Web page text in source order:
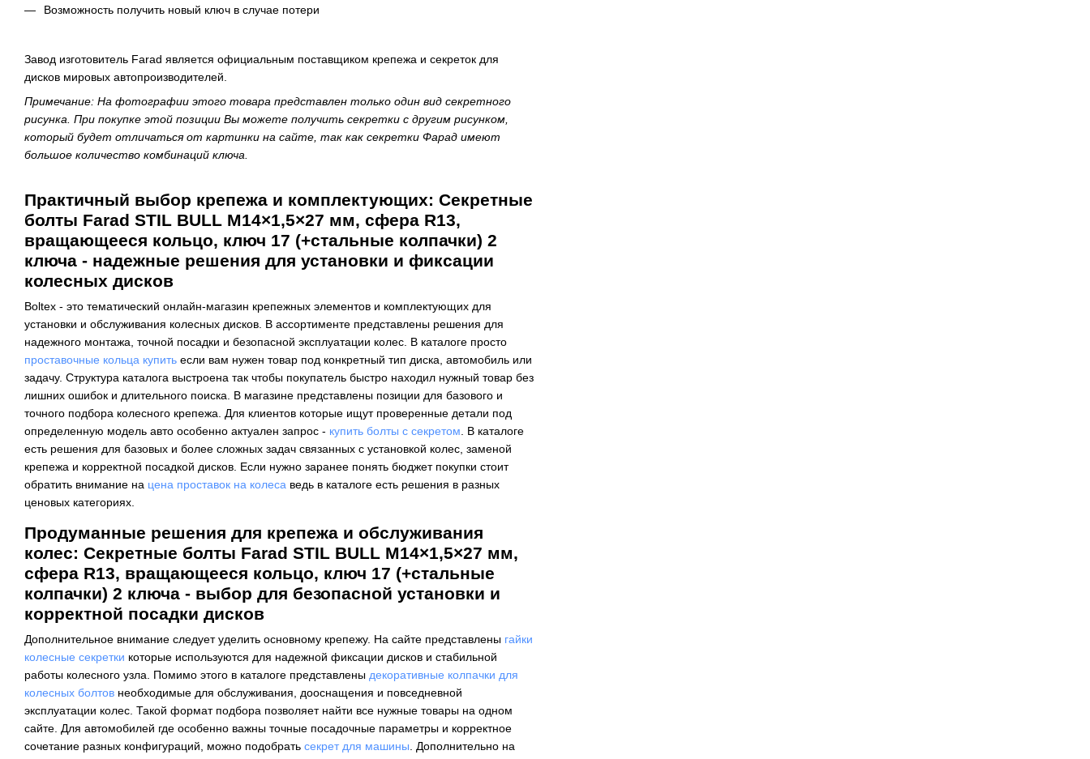
Возможность получить новый ключ в случае потери
Завод изготовитель Farad является официальным поставщиком крепежа и секреток для
дисков мировых автопроизводителей.
Примечание: На фотографии этого товара представлен только один вид секретного
рисунка. При покупке этой позиции Вы можете получить секретки с другим рисунком,
который будет отличаться от картинки на сайте, так как секретки Фарад имеют
большое количество комбинаций ключа.
Практичный выбор крепежа и комплектующих: Секретные
болты Farad STIL BULL M14×1,5×27 мм, сфера R13,
вращающееся кольцо, ключ 17 (+стальные колпачки) 2
ключа - надежные решения для установки и фиксации
колесных дисков
Boltex - это тематический онлайн-магазин крепежных элементов и комплектующих для
установки и обслуживания колесных дисков. В ассортименте представлены решения для
надежного монтажа, точной посадки и безопасной эксплуатации колес. В каталоге просто
проставочные кольца купить если вам нужен товар под конкретный тип диска, автомобиль или
задачу. Структура каталога выстроена так чтобы покупатель быстро находил нужный товар без
лишних ошибок и длительного поиска. В магазине представлены позиции для базового и
точного подбора колесного крепежа. Для клиентов которые ищут проверенные детали под
определенную модель авто особенно актуален запрос - купить болты с секретом. В каталоге
есть решения для базовых и более сложных задач связанных с установкой колес, заменой
крепежа и корректной посадкой дисков. Если нужно заранее понять бюджет покупки стоит
обратить внимание на цена проставок на колеса ведь в каталоге есть решения в разных
ценовых категориях.
Продуманные решения для крепежа и обслуживания
колес: Секретные болты Farad STIL BULL M14×1,5×27 мм,
сфера R13, вращающееся кольцо, ключ 17 (+стальные
колпачки) 2 ключа - выбор для безопасной установки и
корректной посадки дисков
Дополнительное внимание следует уделить основному крепежу. На сайте представлены гайки
колесные секретки которые используются для надежной фиксации дисков и стабильной
работы колесного узла. Помимо этого в каталоге представлены декоративные колпачки для
колесных болтов необходимые для обслуживания, дооснащения и повседневной
эксплуатации колес. Такой формат подбора позволяет найти все нужные товары на одном
сайте. Для автомобилей где особенно важны точные посадочные параметры и корректное
сочетание разных конфигураций, можно подобрать секрет для машины. Дополнительно на